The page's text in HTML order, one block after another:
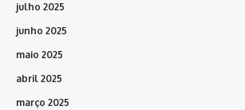
julho 2025
junho 2025
maio 2025
abril 2025
março 2025